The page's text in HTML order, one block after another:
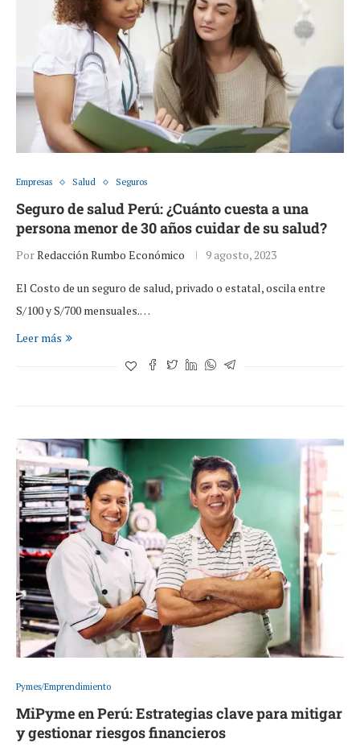
Empresas Salud Seguros
Seguro de salud Perú: ¿Cuánto cuesta a una
persona menor de 30 años cuidar de su salud?
PorRedacción Rumbo Económico 9 agosto, 2023
El Costo de un seguro de salud, privado o estatal, oscila entre
S/100 y S/700 mensuales.…
Leer más
Pymes/Emprendimiento
MiPyme en Perú: Estrategias clave para mitigar
y gestionar riesgos financieros